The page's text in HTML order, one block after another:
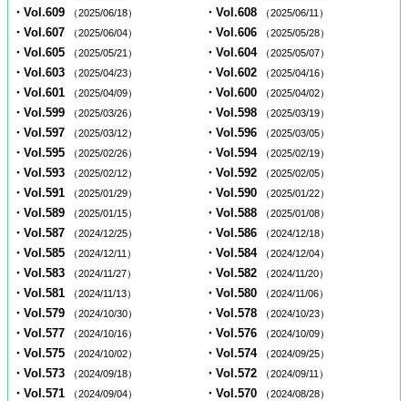
・Vol.609 （2025/06/18） ・Vol.608 （2025/06/11）
・Vol.607 （2025/06/04） ・Vol.606 （2025/05/28）
・Vol.605 （2025/05/21） ・Vol.604 （2025/05/07）
・Vol.603 （2025/04/23） ・Vol.602 （2025/04/16）
・Vol.601 （2025/04/09） ・Vol.600 （2025/04/02）
・Vol.599 （2025/03/26） ・Vol.598 （2025/03/19）
・Vol.597 （2025/03/12） ・Vol.596 （2025/03/05）
・Vol.595 （2025/02/26） ・Vol.594 （2025/02/19）
・Vol.593 （2025/02/12） ・Vol.592 （2025/02/05）
・Vol.591 （2025/01/29） ・Vol.590 （2025/01/22）
・Vol.589 （2025/01/15） ・Vol.588 （2025/01/08）
・Vol.587 （2024/12/25） ・Vol.586 （2024/12/18）
・Vol.585 （2024/12/11） ・Vol.584 （2024/12/04）
・Vol.583 （2024/11/27） ・Vol.582 （2024/11/20）
・Vol.581 （2024/11/13） ・Vol.580 （2024/11/06）
・Vol.579 （2024/10/30） ・Vol.578 （2024/10/23）
・Vol.577 （2024/10/16） ・Vol.576 （2024/10/09）
・Vol.575 （2024/10/02） ・Vol.574 （2024/09/25）
・Vol.573 （2024/09/18） ・Vol.572 （2024/09/11）
・Vol.571 （2024/09/04） ・Vol.570 （2024/08/28）